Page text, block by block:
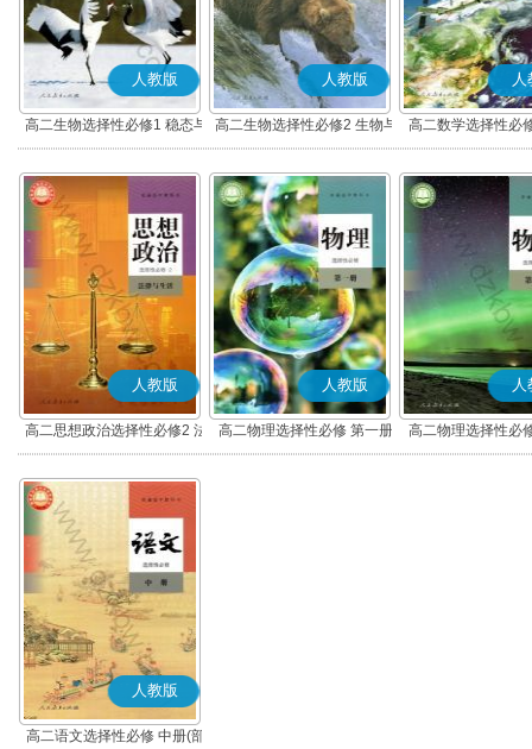
人教版
高二生物选择性必修1 稳态与
调节
人教版
高二生物选择性必修2 生物与
环境
人
高二数学选择性必
(A版)
人教版
高二思想政治选择性必修2 法
律与生活(部编版)
人教版
高二物理选择性必修 第一册
人
高二物理选择性必
人教版
高二语文选择性必修 中册(部